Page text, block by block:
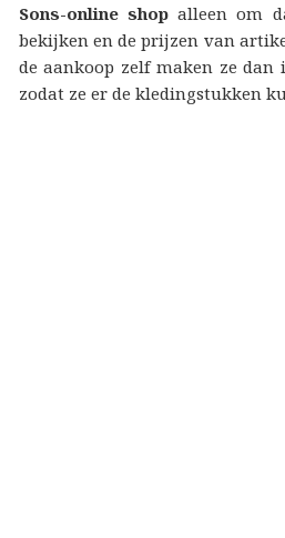
Sons-online shopalleen om
bekijken en de prijzen van
de aankoop zelf maken ze
zodat ze er de kledingstukken